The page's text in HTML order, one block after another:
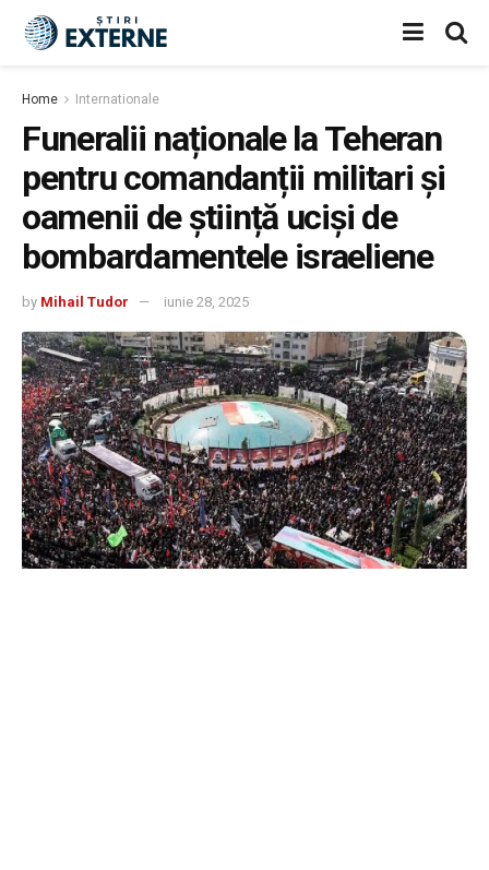
Home Internationale
Funeralii naționale la Teheran
pentru comandanții militari și
oamenii de știință uciși de
bombardamentele israeliene
by Mihail Tudor iunie 28, 2025